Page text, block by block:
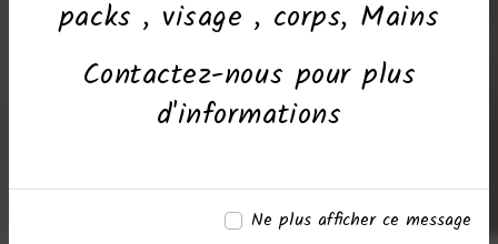
packs , visage , corps, Mains
Contactez-nous pour plus
d'informations
Ne plus afficher ce message